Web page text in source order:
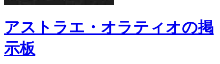
アストラエ・オラティオの掲
示板